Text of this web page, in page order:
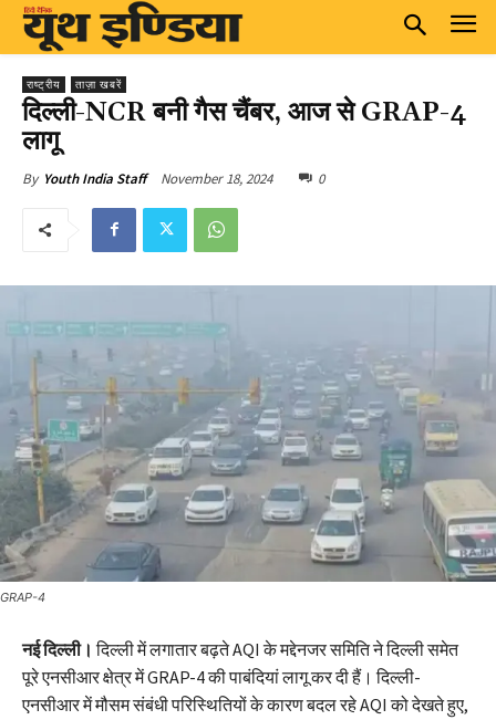
राष्ट्रीय ताज़ा खबरें
दिल्ली-NCR बनी गैस चैंबर, आज से GRAP-4
लागू
By Youth India Staff November 18, 2024 0
GRAP-4
नई दिल्ली। दिल्ली में लगातार बढ़ते AQI के मद्देनजर समिति ने दिल्ली समेत
पूरे एनसीआर क्षेत्र में GRAP-4 की पाबंदियां लागू कर दी हैं। दिल्ली-
एनसीआर में मौसम संबंधी परिस्थितियों के कारण बदल रहे AQI को देखते हुए,